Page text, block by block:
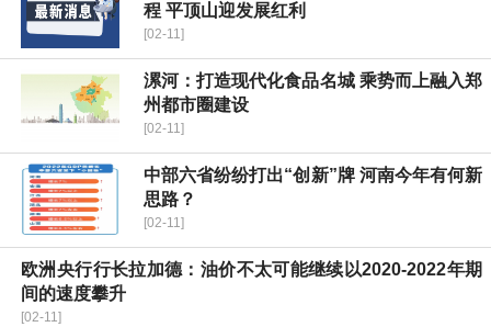
程 平顶山迎发展红利
[02-11]
漯河：打造现代化食品名城 乘势而上融入郑
州都市圈建设
[02-11]
中部六省纷纷打出“创新”牌 河南今年有何新
思路？
[02-11]
欧洲央行行长拉加德：油价不太可能继续以2020-2022年期
间的速度攀升
[02-11]